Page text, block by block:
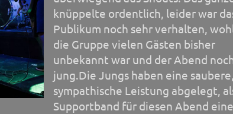
knüppelte ordentlich, leider war
Publikum noch sehr verhalten,
die Gruppe vielen Gästen bisher
unbekannt war und der Abend
jung.Die Jungs haben eine
sympathische Leistung abgelegt,
Supportband für diesen Abend